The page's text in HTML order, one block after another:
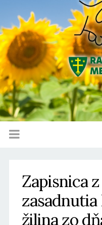
Zapisnica
zasadnutia
žilina zo